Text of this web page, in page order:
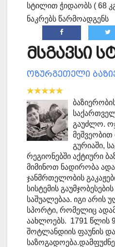
სტილით ჭიდაობს ( 68
ნაკრებს წარმოადგენს
მსგავსი
ოზურგეთელი
გაუძლო.
მეშვეობით
გურიაში,
რეგიონებში აქტიური
მიმინოთ ნადირობა
ჯანმრთელობის
სისტემის
საშუალებაა. იგი არის
სპორტი, რომელიც
აახლოებს. 1791 წლის 9
შოტლანდიის ფაუნის